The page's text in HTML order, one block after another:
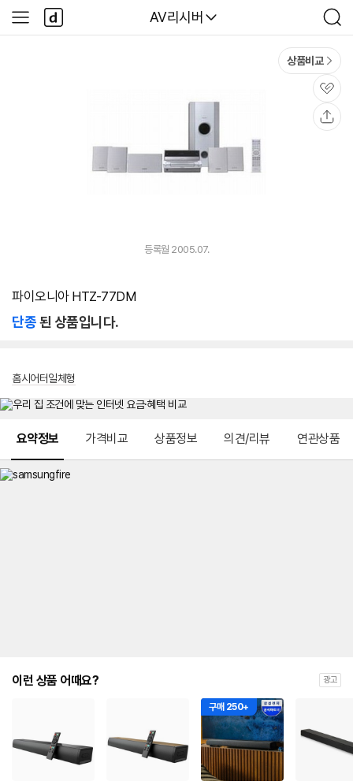
다나와
AV리시버
검
색
사
이
다
나
와
상품비교
관
심
등록월 2005.07.
파이오니아 HTZ-77DM
단종된 상품입니다.
홈시어터일체형
요약정보 가격비교 상품정보 의견/리뷰 연관상품
이런 상품 어때요? 광고
구매 250+